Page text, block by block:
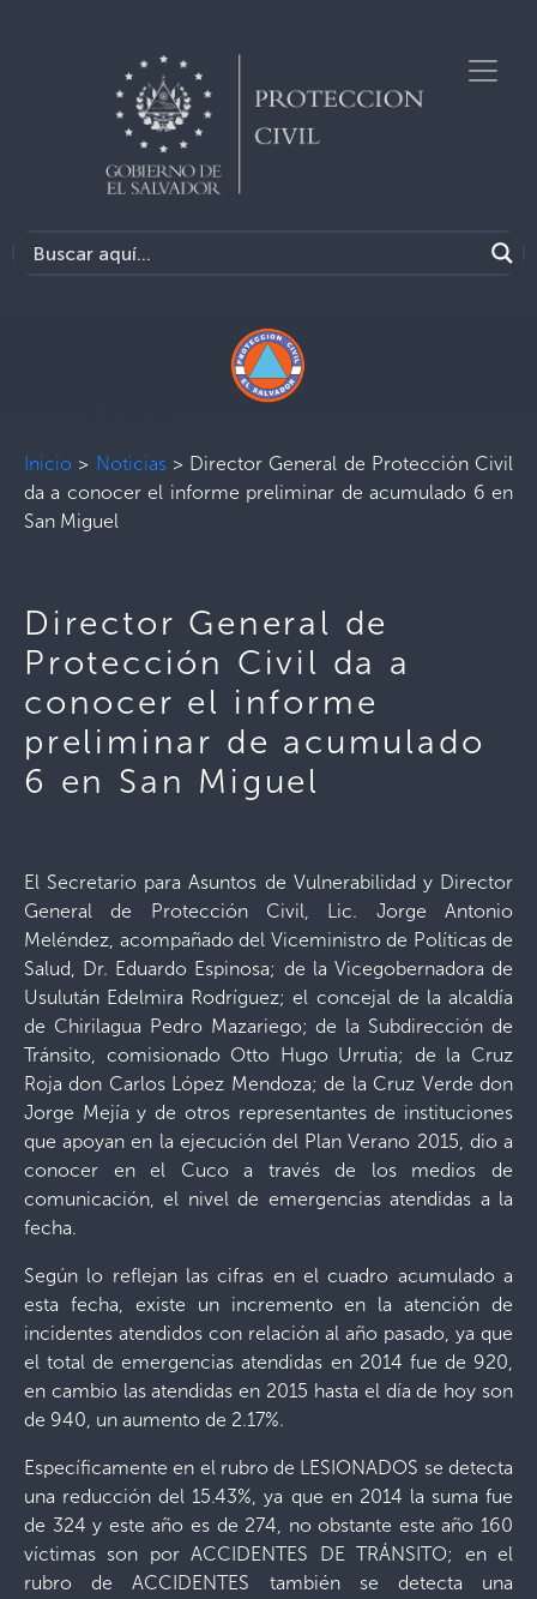
Inicio > Noticias> Director General de Protección Civil
da a conocer el informe preliminar de acumulado 6 en
San Miguel
Director General de
Protección Civil da a
conocer el informe
preliminar de acumulado
6 en San Miguel
El Secretario para Asuntos de Vulnerabilidad y Director
General de Protección Civil, Lic. Jorge Antonio
Meléndez, acompañado del Viceministro de Políticas de
Salud, Dr. Eduardo Espinosa; de la Vicegobernadora de
Usulután Edelmira Rodríguez; el concejal de la alcaldía
de Chirilagua Pedro Mazariego; de la Subdirección de
Tránsito, comisionado Otto Hugo Urrutia; de la Cruz
Roja don Carlos López Mendoza; de la Cruz Verde don
Jorge Mejía y de otros representantes de instituciones
que apoyan en la ejecución del Plan Verano 2015, dio a
conocer en el Cuco a través de los medios de
comunicación, el nivel de emergencias atendidas a la
fecha.
Según lo reflejan las cifras en el cuadro acumulado a
esta fecha, existe un incremento en la atención de
incidentes atendidos con relación al año pasado, ya que
el total de emergencias atendidas en 2014 fue de 920,
en cambio las atendidas en 2015 hasta el día de hoy son
de 940, un aumento de 2.17%.
Específicamente en el rubro de LESIONADOS se detecta
una reducción del 15.43%, ya que en 2014 la suma fue
de 324 y este año es de 274, no obstante este año 160
víctimas son por ACCIDENTES DE TRÁNSITO; en el
rubro de ACCIDENTES también se detecta una